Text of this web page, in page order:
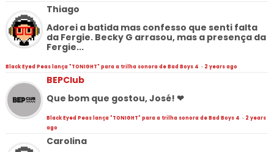
Thiago
Adorei a batida mas confesso que senti falta
da Fergie. Becky G arrasou, mas a presença da
Fergie...
Black Eyed Peas lança "TONIGHT" para a trilha sonora de Bad Boys 4 · 2 years ago
BEPClub
Que bom que gostou, José! ❤
Black Eyed Peas lança "TONIGHT" para a trilha sonora de Bad Boys 4 · 2 years
ago
Carolina